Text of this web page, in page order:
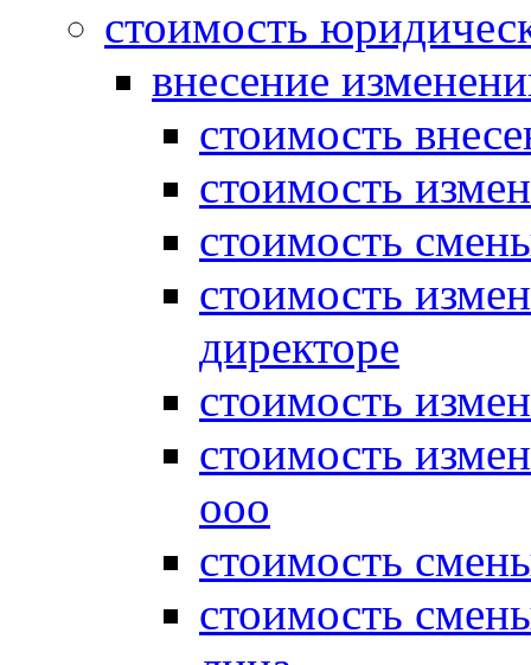
стоимость
внесение
стоимость
стоимость
стоимость
стоимость
директоре
стоимость
стоимость
ооо
стоимость
стоимость